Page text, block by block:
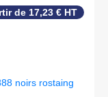
de 17,23 € HT